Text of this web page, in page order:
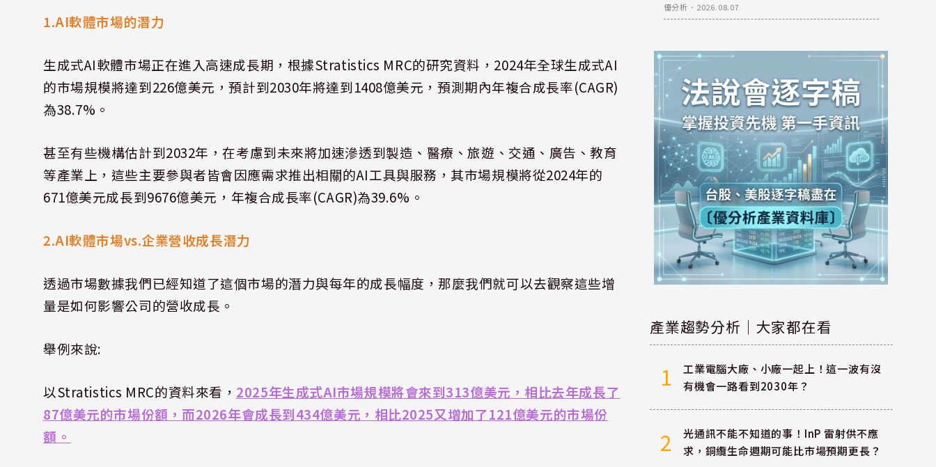
1.AI軟體市場的潛力
生成式AI軟體市場正在進入高速成長期，根據Stratistics MRC的研究資料， 2024年全球生成式AI
的市場規模將達到226億美元，預計到2030年將達到1408億美元，預測期內年複合成長率(CAGR)
為38.7% 。
甚至有些機構估計到2032年，在考慮到未來將加速滲透到製造、醫療、旅遊、交通、廣告、教育
等產業上，這些主要參與者皆會因應需求推出相關的AI工具與服務，其市場規模將從2024年的
671億美元成長到9676億美元，年複合成長率(CAGR)為39.6% 。
2.AI軟體市場vs.企業營收成長潛力
透過市場數據我們已經知道了這個市場的潛力與每年的成長幅度，那麼我們就可以去觀察這些增
量是如何影響公司的營收成長。
舉例來說:
以Stratistics MRC的資料來看， 2025年生成式AI市場規模將會來到313億美元，相比去年成長了
87億美元的市場份額，而2026年會成長到434億美元，相比2025又增加了121億美元的市場份
額。
優分析 ． 2026.08.07
產業趨勢分析｜大家都在看
1
工業電腦大廠、小廠一起上！這一波有沒
有機會一路看到2030年？
2
光通訊不能不知道的事！InP 雷射供不應
求，銅纜生命週期可能比市場預期更長？